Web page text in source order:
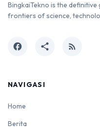
BingkaiTekno is the
frontiers of science,
facebook share rss_feed
NAVIGASI
Home
Berita